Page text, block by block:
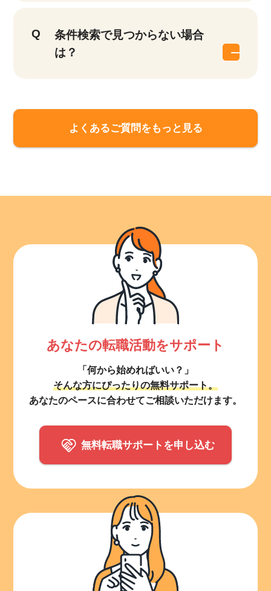
条件検索で見つからない場合
は？
よくあるご質問をもっと見る
あなたの転職活動をサポート
「何から始めればいい？」
そんな方にぴったりの無料サポート。
あなたのペースに合わせてご相談いただけます。
無料転職サポートを申し込む
該当件数
他の条件を選択